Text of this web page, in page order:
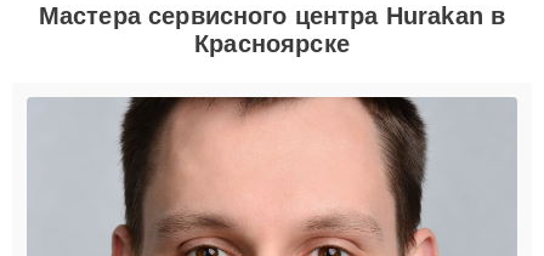
Мастера сервисного центра Hurakan в
Красноярске